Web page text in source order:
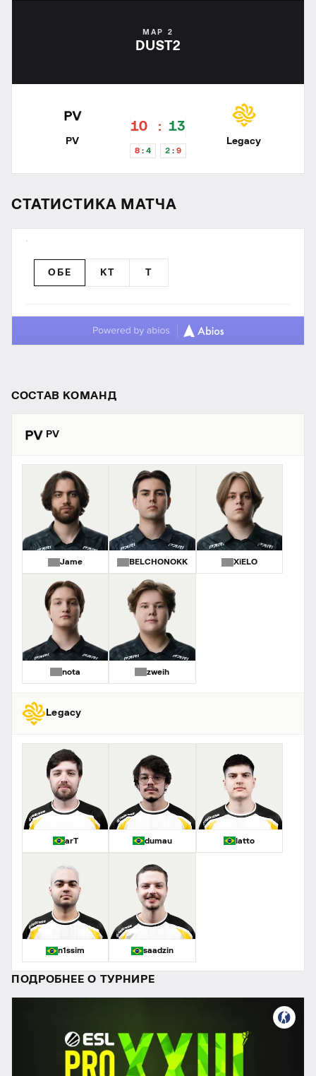
MAP 2
DUST2
PV
10 13
8 4 2 9
Legacy
СТАТИСТИКА МАТЧА
ОБЕ КТ T
СОСТАВ КОМАНД
PV
Jame BELCHONOKK XiELO
nota zweih
Legacy
arT dumau latto
n1ssim saadzin
ПОДРОБНЕЕ О ТУРНИРЕ